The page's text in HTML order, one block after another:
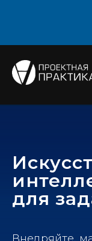
для
Внедряйте,